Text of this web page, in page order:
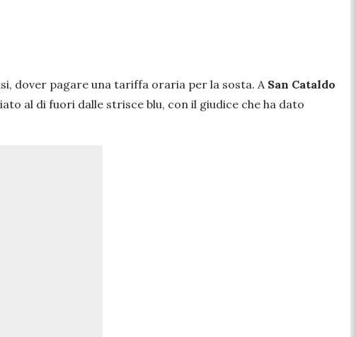
dover pagare una tariffa oraria per la sosta. A San Cataldo
al di fuori dalle strisce blu, con il giudice che ha dato